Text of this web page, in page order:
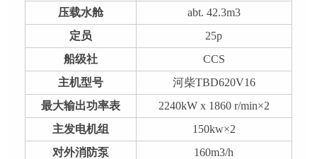
压载水舱
abt. 42.3m3
定员
25p
船级社
CCS
主机型号
河柴TBD620V16
最大输出功率表
2240kW x 1860 r/min×2
主发电机组
150kw×2
对外消防泵
160m3/h